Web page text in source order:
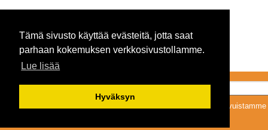
Tämä sivusto käyttää evästeitä, jotta saat
parhaan kokemuksen verkkosivustollamme.
Lue lisää
Hyväksyn
Tykkäämällä